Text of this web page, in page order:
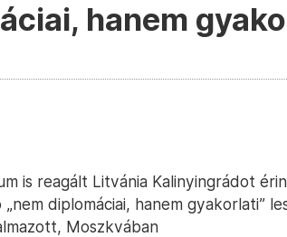
hanem
is reagált Litvánia Kalinyingrádot
diplomáciai, hanem gyakorlati”
Moszkvában